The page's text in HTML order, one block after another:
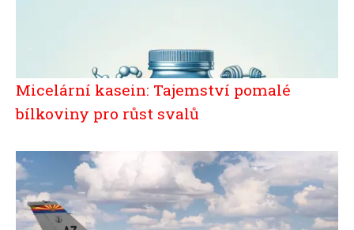
Micelární kasein: Tajemství pomalé
bílkoviny pro růst svalů